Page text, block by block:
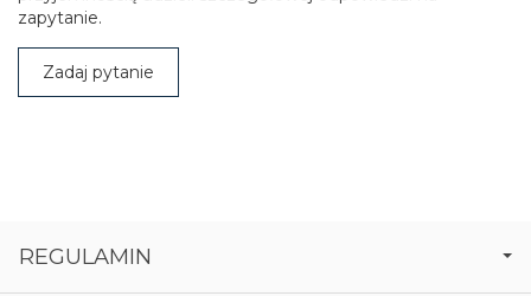
zapytanie.
Zadaj pytanie
REGULAMIN